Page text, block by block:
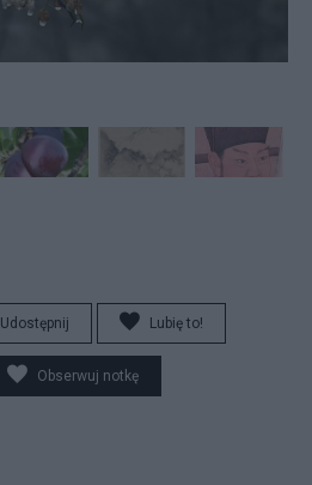
Udostępnij Lubię to!
Obserwuj notkę